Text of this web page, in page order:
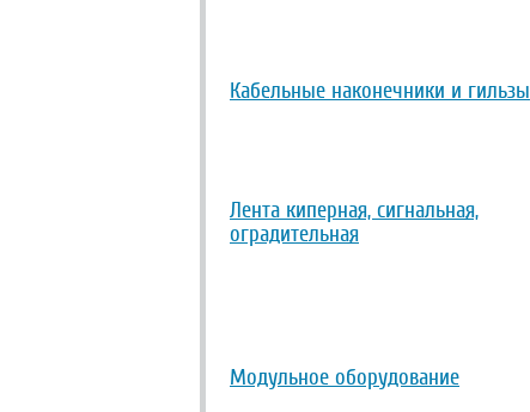
Кабельные наконечники и гильзы
Лента киперная, сигнальная,
оградительная
Модульное оборудование